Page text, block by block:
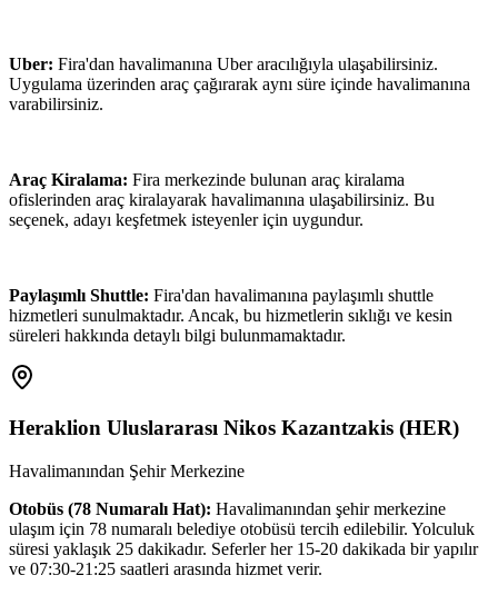
Uber: Fira'dan havalimanına Uber aracılığıyla ulaşabilirsiniz.
Uygulama üzerinden araç çağırarak aynı süre içinde havalimanına
varabilirsiniz.
Araç Kiralama: Fira merkezinde bulunan araç kiralama
ofislerinden araç kiralayarak havalimanına ulaşabilirsiniz. Bu
seçenek, adayı keşfetmek isteyenler için uygundur.
Paylaşımlı Shuttle: Fira'dan havalimanına paylaşımlı shuttle
hizmetleri sunulmaktadır. Ancak, bu hizmetlerin sıklığı ve kesin
süreleri hakkında detaylı bilgi bulunmamaktadır.
Heraklion Uluslararası Nikos Kazantzakis (HER)
Havalimanından Şehir Merkezine
Otobüs (78 Numaralı Hat): Havalimanından şehir merkezine
ulaşım için 78 numaralı belediye otobüsü tercih edilebilir. Yolculuk
süresi yaklaşık 25 dakikadır. Seferler her 15-20 dakikada bir yapılır
ve 07:30-21:25 saatleri arasında hizmet verir.